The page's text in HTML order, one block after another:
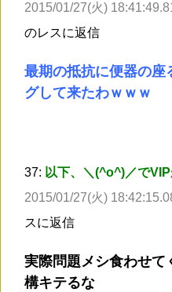
2015/01/27(火)
のレスに返信
最期の抵抗に便器の座
グして来たわｗｗｗ
37: 以下、＼(^o^)／で
2015/01/27(火)
スに返信
実際問題メシ食わせて
構キテるな